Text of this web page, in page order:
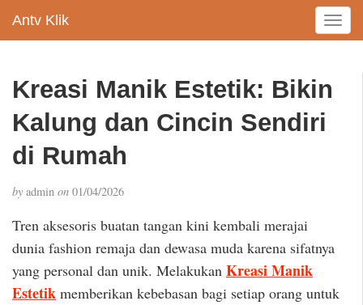
Antv Klik
T
o
i
n
Kreasi Manik Estetik: Bikin
Kalung dan Cincin Sendiri
di Rumah
by admin on 01/04/2026
Tren aksesoris buatan tangan kini kembali merajai
dunia fashion remaja dan dewasa muda karena sifatnya
yang personal dan unik. Melakukan Kreasi Manik
Estetik memberikan kebebasan bagi setiap orang untuk